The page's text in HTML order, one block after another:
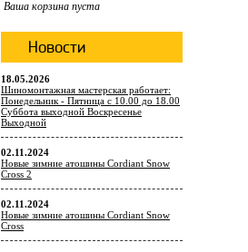
Ваша корзина пуста
Новости
18.05.2026
Шиномонтажная мастерская работает:
Понедельник - Пятница с 10.00 до 18.00
Суббота выходной Воскресенье
Выходной
02.11.2024
Новые зимние атошины Cordiant Snow
Cross 2
02.11.2024
Новые зимние атошины Cordiant Snow
Cross